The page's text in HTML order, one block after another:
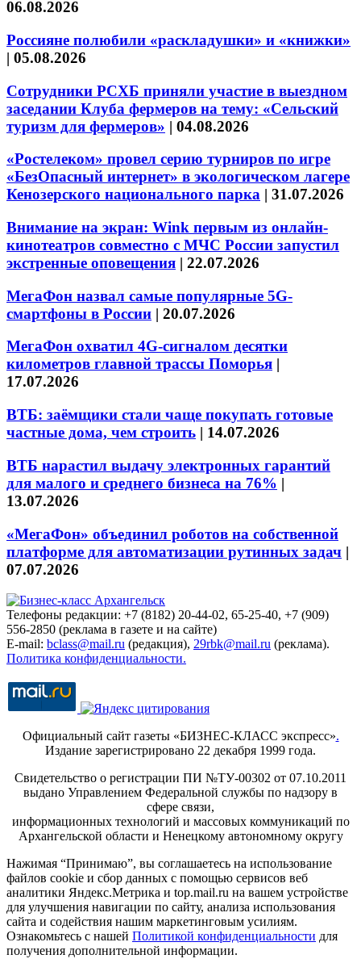
06.08.2026
Россияне полюбили «раскладушки» и «книжки»
| 05.08.2026
Сотрудники РСХБ приняли участие в выездном
заседании Клуба фермеров на тему: «Сельский
туризм для фермеров» | 04.08.2026
«Ростелеком» провел серию турниров по игре
«БезОпасный интернет» в экологическом лагере
Кенозерского национального парка | 31.07.2026
Внимание на экран: Wink первым из онлайн-
кинотеатров совместно с МЧС России запустил
экстренные оповещения | 22.07.2026
МегаФон назвал самые популярные 5G-
смартфоны в России | 20.07.2026
МегаФон охватил 4G-сигналом десятки
километров главной трассы Поморья |
17.07.2026
ВТБ: заёмщики стали чаще покупать готовые
частные дома, чем строить | 14.07.2026
ВТБ нарастил выдачу электронных гарантий
для малого и среднего бизнеса на 76% |
13.07.2026
«МегаФон» объединил роботов на собственной
платформе для автоматизации рутинных задач |
07.07.2026
Телефоны редакции: +7 (8182) 20-44-02, 65-25-40, +7 (909)
556-2850 (реклама в газете и на сайте)
E-mail: bclass@mail.ru (редакция), 29rbk@mail.ru (реклама).
Политика конфиденциальности.
Официальный сайт газеты «БИЗНЕС-КЛАСС экспресс».
Издание зарегистрировано 22 декабря 1999 года.
Свидетельство о регистрации ПИ №ТУ-00302 от 07.10.2011
выдано Управлением Федеральной службы по надзору в
сфере связи,
информационных технологий и массовых коммуникаций по
Архангельской области и Ненецкому автономному округу
Нажимая “Принимаю”, вы соглашаетесь на использование
файлов cookie и сбор данных с помощью сервисов веб
аналитики Яндекс.Метрика и top.mail.ru на вашем устройстве
для улучшения навигации по сайту, анализа использования
сайта и содействия нашим маркетинговым усилиям.
Ознакомьтесь с нашей Политикой конфиденциальности для
получения дополнительной информации.